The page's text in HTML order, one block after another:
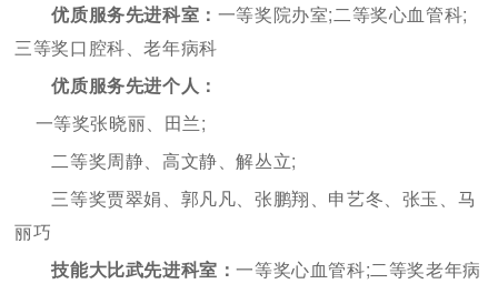
优质服务先进科室： 一等奖院办室;二等奖心血管科;
三等奖口腔科、老年病科
优质服务先进个人：
一等奖张晓丽、田兰;
二等奖周静、高文静、解丛立;
三等奖贾翠娟、郭凡凡、张鹏翔、申艺冬、张玉、马
丽巧
技能大比武先进科室：一等奖心血管科;二等奖老年病